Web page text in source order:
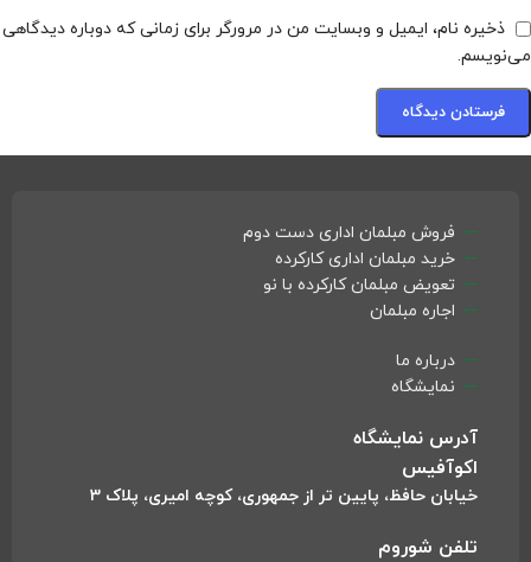
ذخیره نام، ایمیل و وبسایت من در مرورگر برای زمانی که دوباره دیدگاهی
می‌نویسم.
فروش مبلمان اداری دست دوم
خرید مبلمان اداری کارکرده
تعویض مبلمان کارکرده با نو
اجاره مبلمان
درباره ما
نمایشگاه
آدرس نمایشگاه
اکوآفیس
خیابان حافظ، پایین تر از جمهوری، کوچه امیری، پلاک 3
تلفن شوروم